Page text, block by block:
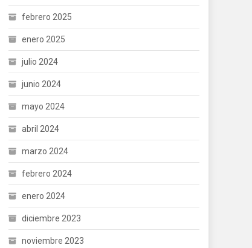
febrero 2025
enero 2025
julio 2024
junio 2024
mayo 2024
abril 2024
marzo 2024
febrero 2024
enero 2024
diciembre 2023
noviembre 2023